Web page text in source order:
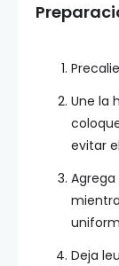
Une la
evitar
Deja